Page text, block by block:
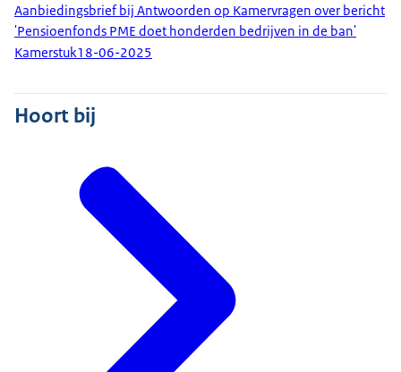
Aanbiedingsbrief bij Antwoorden op Kamervragen over bericht
'Pensioenfonds PME doet honderden bedrijven in de ban'
Kamerstuk18-06-2025
Hoort bij